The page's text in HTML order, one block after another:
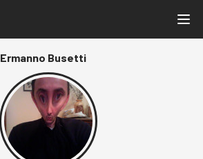
Ermanno Busetti